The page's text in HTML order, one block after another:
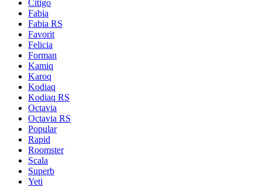
Citigo
Fabia
Fabia RS
Favorit
Felicia
Forman
Kamiq
Karoq
Kodiaq
Kodiaq RS
Octavia
Octavia RS
Popular
Rapid
Roomster
Scala
Superb
Yeti